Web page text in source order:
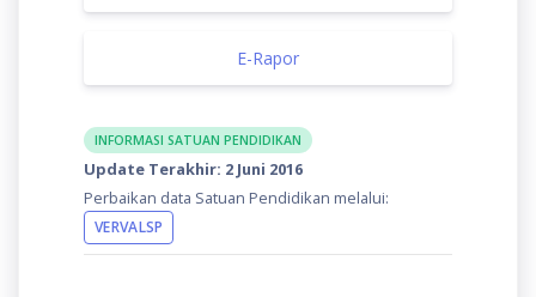
E-Rapor
INFORMASI SATUAN PENDIDIKAN
Update Terakhir: 2 Juni 2016
Perbaikan data Satuan Pendidikan melalui:
VERVALSP